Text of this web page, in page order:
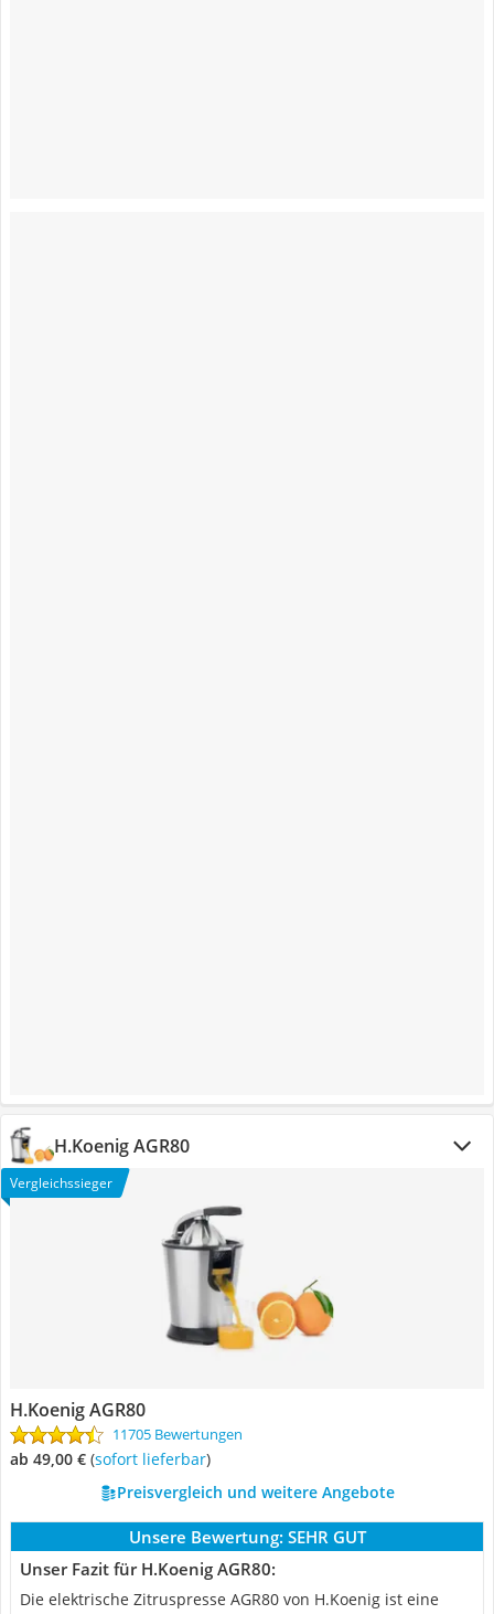
H.Koenig AGR80
Vergleichssieger
H.Koenig AGR80
11705 Bewertungen
ab 49,00 € ( Sofort lieferbar)
Preisvergleich und weitere Angebote
Unsere Bewertung: SEHR GUT
Unser Fazit für H.Koenig AGR80:
Die elektrische Zitruspresse AGR80 von H.Koenig ist eine